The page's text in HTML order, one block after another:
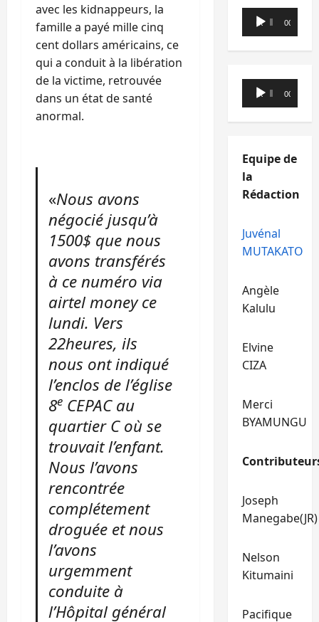
avec les kidnappeurs, la
famille a payé mille cinq
cent dollars américains, ce
qui a conduit à la libération
de la victime, retrouvée
dans un état de santé
anormal.
«Nous avons
négocié jusqu’à
1500$ que nous
avons transférés
à ce numéro via
airtel money ce
lundi. Vers
22heures, ils
nous ont indiqué
l’enclos de l’église
8e CEPAC au
quartier C où se
trouvait l’enfant.
Nous l’avons
rencontrée
complétement
droguée et nous
l’avons
urgemment
conduite à
l’Hôpital général
Lecteur
audio
00:00 00:00
Lecteur
audio
00:00 00:00
Equipe de
la
Rédaction
Juvénal
MUTAKATO
Angèle
Kalulu
Elvine
CIZA
Merci
BYAMUNGU
Joseph
Manegabe(JR)
Nelson
Kitumaini
Pacifique